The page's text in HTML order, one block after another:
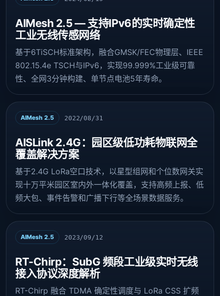
AIMesh 2.5 — 支持IPv6的实时确定性
工业无线传感网络
基于6TiSCH标准架构，融合GMSK/FEC物理层、IEEE
802.15.4e TSCH与IPv6，实现99.999%工业级可靠
性、全网3分钟构建、单节点电池5年寿命。
AIMesh 2.5 2022/08/31
AISLink 2.4G：园区级低功耗物联网全
覆盖解决方案
基于2.4G LoRa空口技术，以星型组网和个位数网关实
现十万平米园区室内外一体化覆盖，支持高频上报、低
频大包、事件告警和广播下行等全场景数据服务。
AIMesh 2.5 2023/09/12
RT-Chirp：SubG 频段工业级实时无线
接入协议深度解析
RT-Chirp 融合 TDMA 确定性调度与 LoRa CSS 扩频